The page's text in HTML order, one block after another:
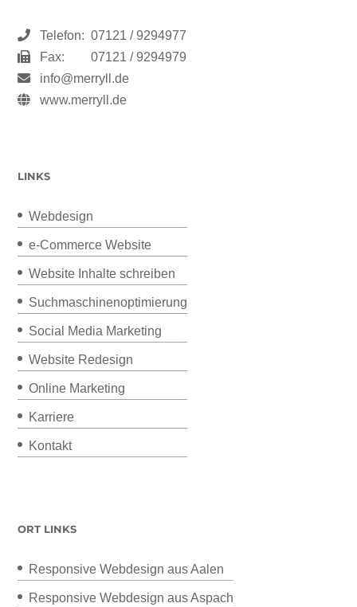
Telefon: 07121 / 9294977
Fax:
07121 / 9294979
info@merryll.de
www.merryll.de
LINKS
Webdesign
e-Commerce Website
Website Inhalte schreiben
Suchmaschinenoptimierung
Social Media Marketing
Website Redesign
Online Marketing
Karriere
Kontakt
ORT LINKS
Responsive Webdesign aus Aalen
Responsive Webdesign aus Aspach